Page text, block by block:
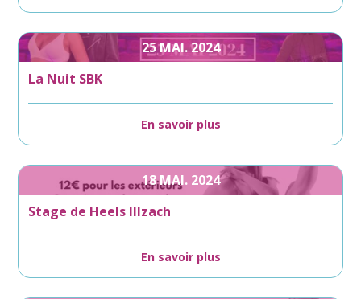
25MAI.2024
La Nuit SBK
En savoir plus
18 MAI. 2024
Stage de Heels Illzach
En savoir plus